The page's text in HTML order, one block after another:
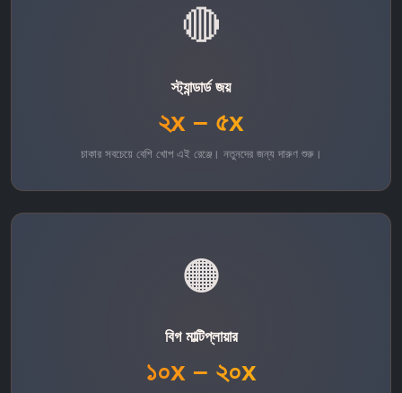
🔴
স্ট্যান্ডার্ড জয়
২x – ৫x
চাকার সবচেয়ে বেশি খোপ এই রেঞ্জে। নতুনদের জন্য দারুণ শুরু।
🟠
বিগ মাল্টিপ্লায়ার
১০x – ২০x